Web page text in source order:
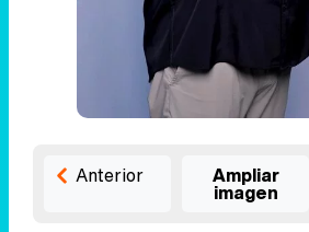
Anterior Ampliar
imagen